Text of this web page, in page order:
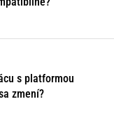
s platformou
zmení?